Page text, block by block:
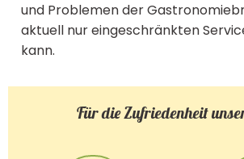
und Problemen der
aktuell nur eingeschränkten
kann.
Für die Zufriedenheit